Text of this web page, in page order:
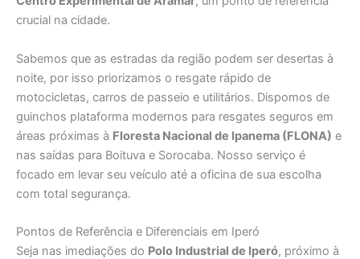
crucial na cidade.
Sabemos que as estradas da região podem ser desertas à
noite, por isso priorizamos o resgate rápido de
motocicletas, carros de passeio e utilitários. Dispomos de
guinchos plataforma modernos para resgates seguros em
áreas próximas à Floresta Nacional de Ipanema (FLONA) e
nas saídas para Boituva e Sorocaba. Nosso serviço é
focado em levar seu veículo até a oficina de sua escolha
com total segurança.
Pontos de Referência e Diferenciais em Iperó
Seja nas imediações do Polo Industrial de Iperó, próximo à